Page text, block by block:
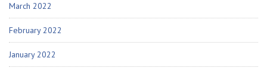
March 2022
February 2022
January 2022